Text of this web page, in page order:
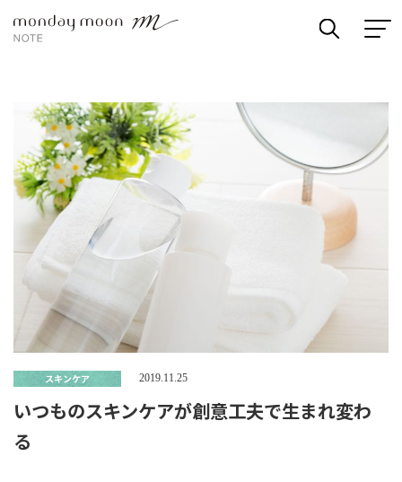
スキンケア 2019.11.25
いつものスキンケアが創意工夫で生まれ変わ
る